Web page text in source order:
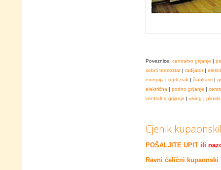
Poveznice: centralno grijanje |
sobni termostat | radijator|
energija | topli zrak | člankasti |
električna | podno grijanje |
centralno grijanje | viking | plinski
Cjenik
POŠALJITE UPIT ili
Ravni čelični